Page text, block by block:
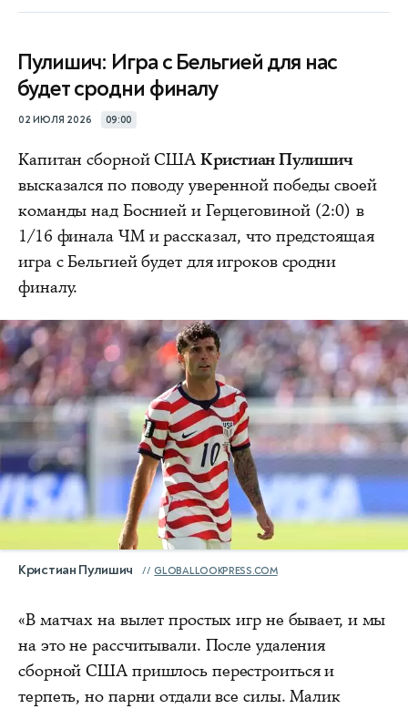
Пулишич: Игра с Бельгией для нас
будет сродни финалу
02 ИЮЛЯ 2026 09:00
Капитан сборной США Кристиан Пулишич
высказался по поводу уверенной победы своей
команды над Боснией и Герцеговиной (2:0) в
1/16 финала ЧМ и рассказал, что предстоящая
игра с Бельгией будет для игроков сродни
финалу.
Кристиан Пулишич GLOBALLOOKPRESS.COM
«В матчах на вылет простых игр не бывает, и мы
на это не рассчитывали. После удаления
сборной США пришлось перестроиться и
терпеть, но парни отдали все силы. Малик